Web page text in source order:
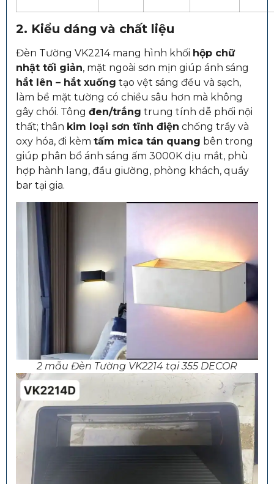
2. Kiểu dáng và chất liệu
Đèn Tường VK2214 mang hình khối hộp chữ
nhật tối giản, mặt ngoài sơn mịn giúp ánh sáng
hắt lên – hắt xuống tạo vệt sáng đều và sạch,
làm bề mặt tường có chiều sâu hơn mà không
gây chói. Tông đen/trắng trung tính dễ phối nội
thất; thân kim loại sơn tĩnh điện chống trầy và
oxy hóa, đi kèm tấm mica tán quang bên trong
giúp phân bổ ánh sáng ấm 3000K dịu mắt, phù
hợp hành lang, đầu giường, phòng khách, quầy
bar tại gia.
2 mẫu Đèn Tường VK2214 tại 355 DECOR